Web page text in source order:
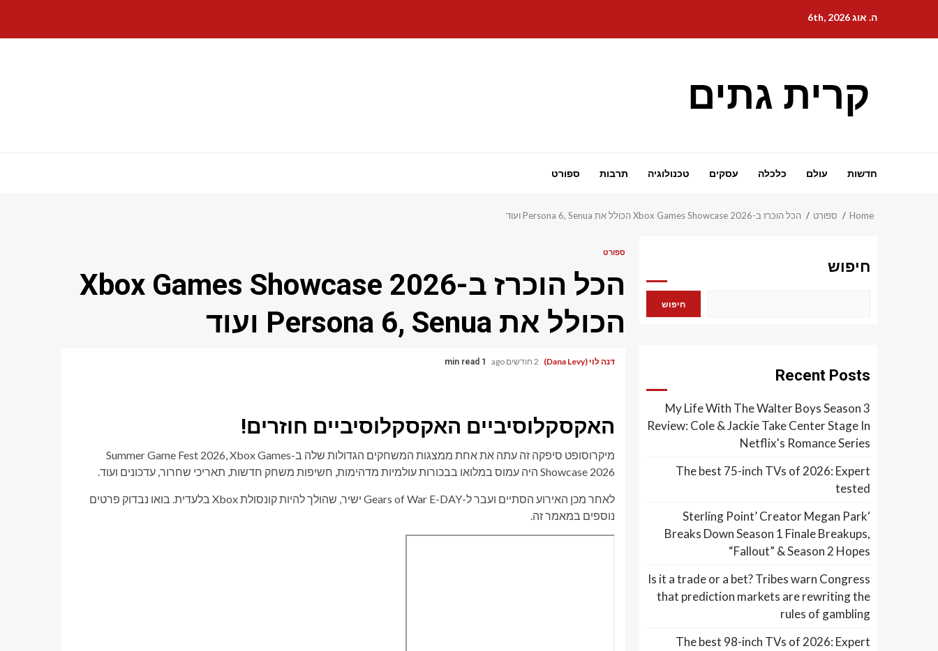
content
ה. אוג 6th, 2026
קרית גתים
חדשות עולם כלכלה עסקים טכנולוגיה תרבות ספורט
Home ספורט הכל הוכרז ב-Xbox Games Showcase 2026 הכולל את Persona 6, Senua ועוד
ספורט
הכל הוכרז ב-Xbox Games Showcase 2026
הכולל את Persona 6, Senua ועוד
דנה לוי (Dana Levy) 2 חודשים ago 1 min read
האקסקלוסיביים האקסקלוסיביים חוזרים!
מיקרוסופט סיפקה זה עתה את אחת ממצגות המשחקים הגדולות שלה ב-Summer Game Fest 2026, Xbox Games
Showcase 2026 היה עמוס במלואו בבכורות עולמיות מדהימות, חשיפות משחק חדשות, תאריכי שחרור, עדכונים ועוד.
לאחר מכן האירוע הסתיים ועבר ל-Gears of War E-DAY ישיר, שהולך להיות קונסולת Xbox בלעדית. בואו נבדוק פרטים
נוספים במאמר זה.
חיפוש
חיפוש
Recent Posts
My Life With The Walter Boys Season 3
Review: Cole & Jackie Take Center Stage In
Netflix's Romance Series
The best 75-inch TVs of 2026: Expert
tested
‘Sterling Point’ Creator Megan Park
Breaks Down Season 1 Finale Breakups,
“Fallout” & Season 2 Hopes
Is it a trade or a bet? Tribes warn Congress
that prediction markets are rewriting the
rules of gambling
The best 98-inch TVs of 2026: Expert